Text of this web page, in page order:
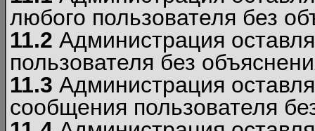
любого пользователя без
11.2 Администрация
пользователя без
11.3 Администрация
сообщения пользователя